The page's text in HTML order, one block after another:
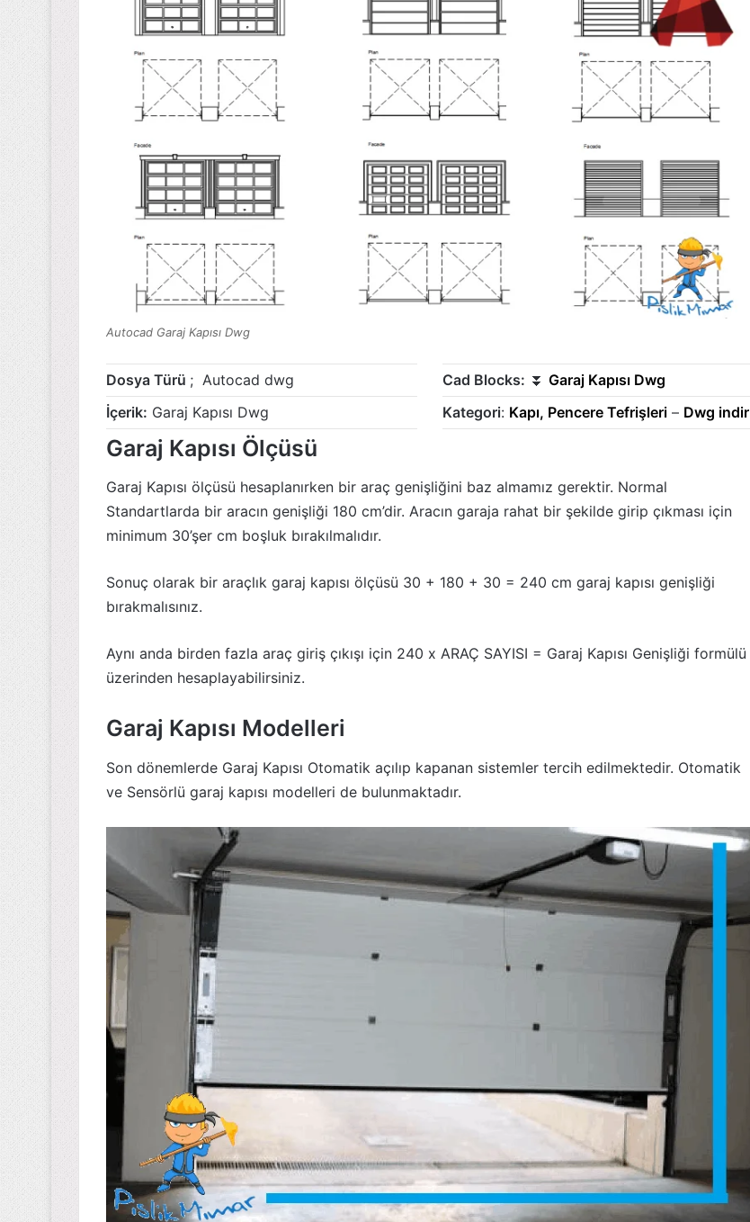
Autocad Garaj Kapısı Dwg
Dosya Türü ; Autocad dwg
İçerik: Garaj Kapısı Dwg
Cad Blocks: ⏬Garaj Kapısı Dwg
Kategori: Kapı, Pencere Tefrişleri – Dwg indir
Garaj Kapısı Ölçüsü
Garaj Kapısı ölçüsü hesaplanırken bir araç genişliğini baz almamız gerektir. Normal
Standartlarda bir aracın genişliği 180 cm’dir. Aracın garaja rahat bir şekilde girip çıkması için
minimum 30’şer cm boşluk bırakılmalıdır.
Sonuç olarak bir araçlık garaj kapısı ölçüsü 30 + 180 + 30 = 240 cm garaj kapısı genişliği
bırakmalısınız.
Aynı anda birden fazla araç giriş çıkışı için 240 x ARAÇ SAYISI = Garaj Kapısı Genişliği formülü
üzerinden hesaplayabilirsiniz.
Garaj Kapısı Modelleri
Son dönemlerde Garaj Kapısı Otomatik açılıp kapanan sistemler tercih edilmektedir. Otomatik
ve Sensörlü garaj kapısı modelleri de bulunmaktadır.